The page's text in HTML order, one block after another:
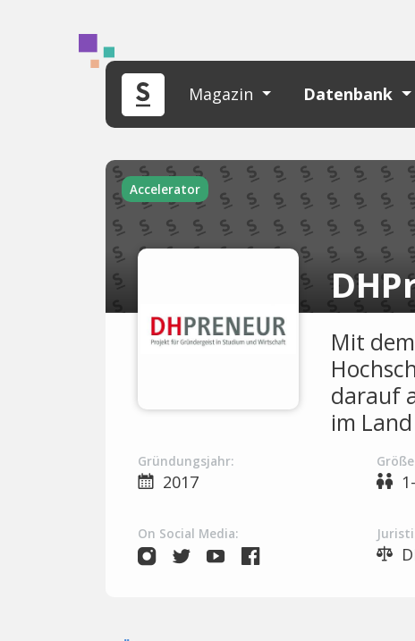
Magazin Datenbank
Accelerator
Mit
darauf
im
Gründungsjahr:
2017
On Social Media: